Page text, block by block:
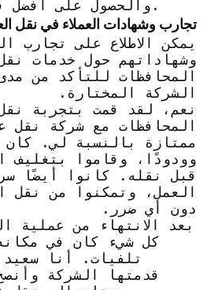
والحصول على أفضل قيمة مقابل أموالك.
تجارب وشهادات العملاء في نقل
يمكن الاطلاع على تجارب
وشهاداتهم حول خدمات
المحافظات للتأكد من
الشركة المختارة.
نعم، لقد قمت بتجربة
المحافظات مع شركة نقل
ممتازة بالنسبة لي. كان
وودودًا، وقاموا بتغليف
قبل نقله. كانوا أيضًا
العمل، وتمكنوا من نقل
دون أي ضرر.
بعد الانتهاء من عملية
كل شيء كان في
تلفيات. أنا
قدمتها الشركة